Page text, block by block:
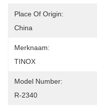
Place Of Origin:
China
Merknaam:
TINOX
Model Number:
R-2340